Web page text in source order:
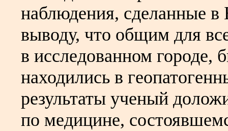
наблюдения, сделанные
выводу, что общим для
в исследованном городе,
находились в
результаты ученый
по медицине,